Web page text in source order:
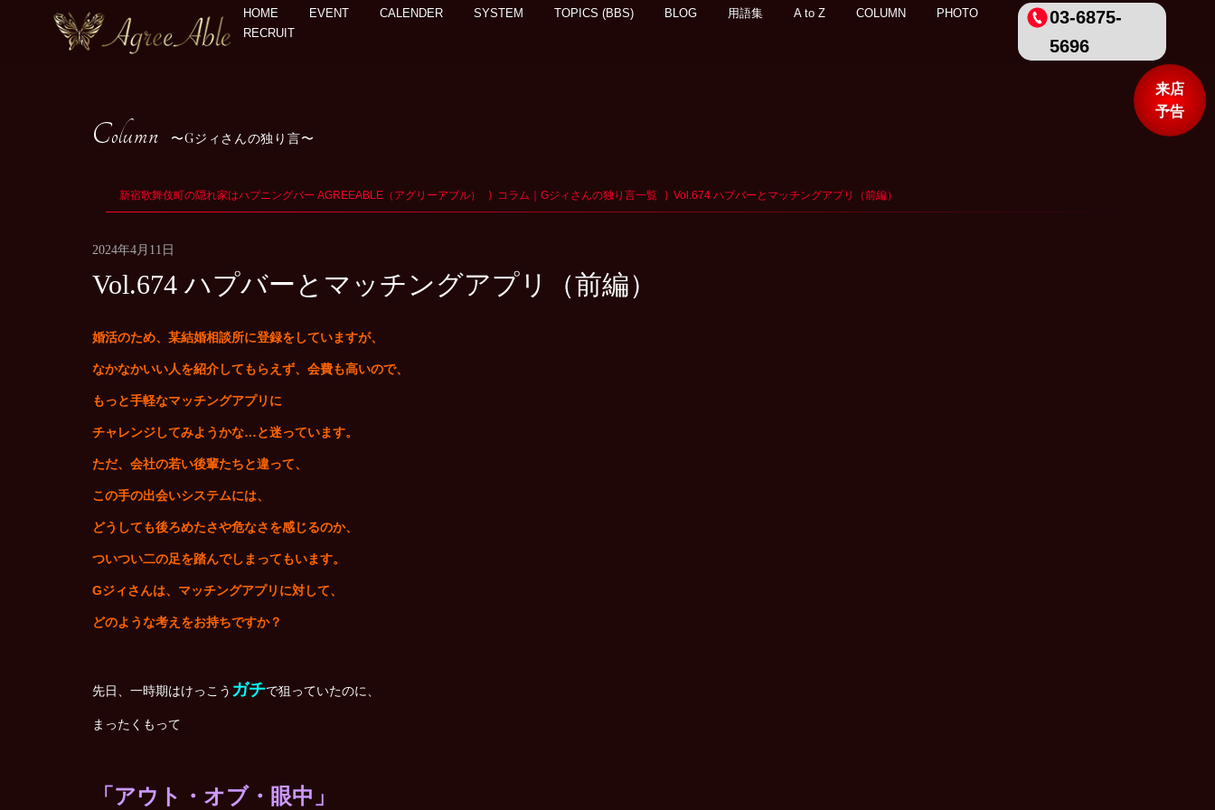
HOME EVENT CALENDER SYSTEM TOPICS (BBS) BLOG 用語集 A to Z COLUMN
PHOTO
RECRUIT
03-6875-
5696
来店
予告
Column Gジィさんの独り言
新宿歌舞伎町の隠れ家はハプニングバー AGREEABLE（アグリーアブル） コラム｜Gジィさんの独り言一覧 Vol.674 ハプバーとマッチングアプリ（前編）
2024年4月11日
Vol.674 ハプバーとマッチングアプリ（前編）
婚活のため、某結婚相談所に登録をしていますが、
なかなかいい人を紹介してもらえず、会費も高いので、
もっと手軽なマッチングアプリに
チャレンジしてみようかな…と迷っています。
ただ、会社の若い後輩たちと違って、
この手の出会いシステムには、
どうしても後ろめたさや危なさを感じるのか、
ついつい二の足を踏んでしまってもいます。
Gジィさんは、マッチングアプリに対して、
どのような考えをお持ちですか？
先日、一時期はけっこう ガチで狙っていたのに、
まったくもって
「アウト・オブ・眼中」